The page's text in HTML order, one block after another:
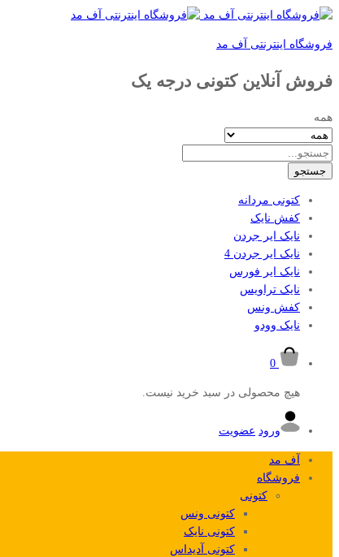
فروشگاه اینترنتی آف مد
فروش آنلاین کتونی درجه یک
همه
جستجو
کتونی مردانه
کفش نایک
نایک ایر جردن
نایک ایر جردن 4
نایک ایر فورس
نایک تراویس
کفش ونس
نایک وودو
0
هیچ محصولی در سبد خرید نیست.
ورود عضویت
آف مد
فروشگاه
کتونی
کتونی ونس
کتونی نایک
کتونی آدیداس